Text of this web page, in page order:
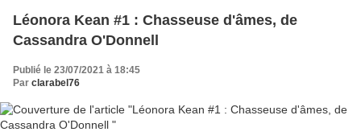
Léonora Kean #1 : Chasseuse d'âmes, de
Cassandra O'Donnell
Publié le 23/07/2021 à 18:45
Par clarabel76